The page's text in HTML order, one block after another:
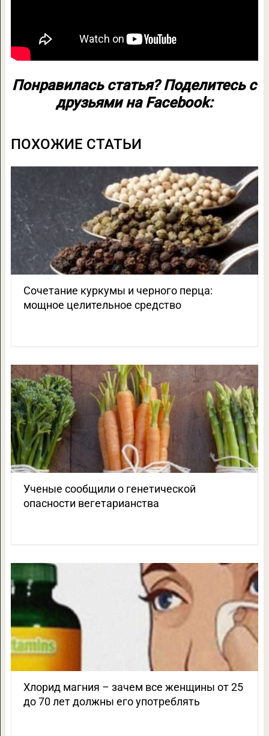
Понравилась статья? Поделитесь с
друзьями на Facebook:
ПОХОЖИЕ СТАТЬИ
Сочетание куркумы и черного перца:
мощное целительное средство
Ученые сообщили о генетической
опасности вегетарианства
Хлорид магния – зачем все женщины от 25
до 70 лет должны его употреблять